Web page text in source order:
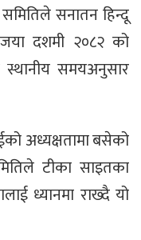
समितिले सनातन हिन्दू
दशमी २०८२ को
स्थानीय समयअनुसार
अध्यक्षतामा बसेको
टीका साइतका
ध्यानमा राख्दै यो